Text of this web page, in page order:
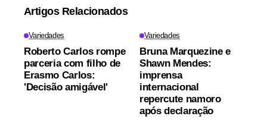
Artigos Relacionados
Variedades
Roberto Carlos rompe
parceria com filho de
Erasmo Carlos:
'Decisão amigável'
Variedades
Bruna Marquezine e
Shawn Mendes:
imprensa
internacional
repercute namoro
após declaração